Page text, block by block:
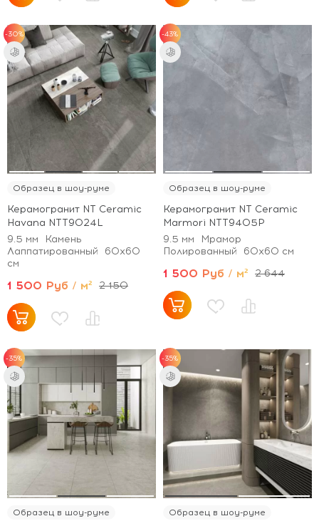
-30%
Образец в шоу-руме
Керамогранит NT Ceramic
Havana NTT9024L
9.5 мм
Камень
Лаппатированный
60x60
см
1 500 Руб / м² 2 150
-43%
Образец в шоу-руме
Керамогранит NT Ceramic
Marmori NTT9405P
9.5 мм
Мрамор
Полированный
60x60 см
1 500 Руб / м² 2 644
-35%
Образец в шоу-руме
-35%
Образец в шоу-руме